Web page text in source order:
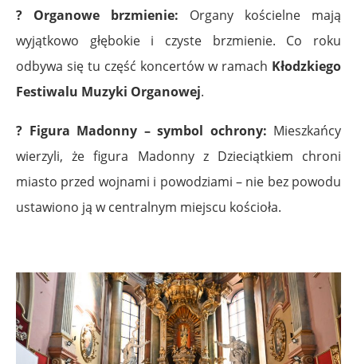
? Organowe brzmienie: Organy kościelne mają
wyjątkowo głębokie i czyste brzmienie. Co roku
odbywa się tu część koncertów w ramach Kłodzkiego
Festiwalu Muzyki Organowej.
? Figura Madonny – symbol ochrony: Mieszkańcy
wierzyli, że figura Madonny z Dzieciątkiem chroni
miasto przed wojnami i powodziami – nie bez powodu
ustawiono ją w centralnym miejscu kościoła.